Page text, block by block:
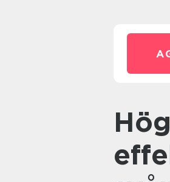
Höghöjdsstädning säker och